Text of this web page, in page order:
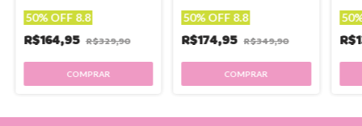
50% OFF 8.8
R$164,95 R$329,90
COMPRAR
50% OFF 8.8
R$174,95 R$349,90
COMPRAR